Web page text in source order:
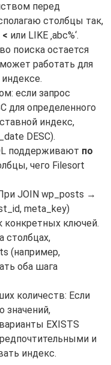
перед
столбцы так,
< или LIKE ‚abc%‘.
поиска остается
работать для
индексе.
если запрос
для определенного
индекс,
DESC).
поддерживают по
чего Filesort
JOIN wp_posts →
meta_key)
конкретных ключей.
столбцах,
(например,
оба шага
количеств: Если
значений,
EXISTS
и
индекс.